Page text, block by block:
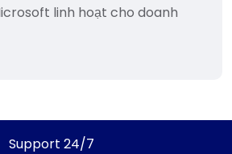
linh hoạt cho doanh
Support 24/7